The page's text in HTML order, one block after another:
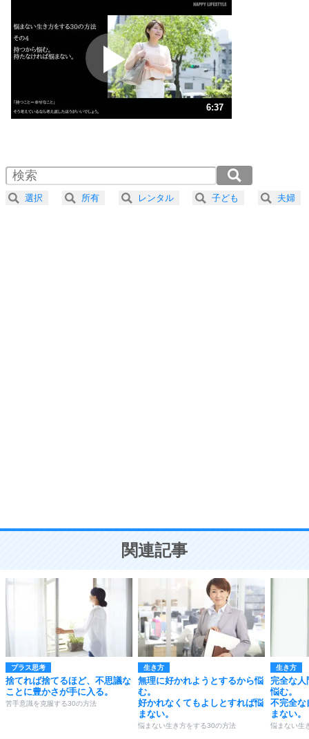
いらいらしない人になる30の方法
プラス思考
ポジティブになれない原因は、行動しないから。
ポジティブ思考になる30の方法
ストレス対策
人生、なんとかなるもの。
気楽に生きる30の方法
4 器の大きい人は、怒りを優しさで表現する。
プラス思考
ことが大切。
6:37
2.0倍速 （777KB 3分18秒）
2.5倍速 （621KB 2分38秒）
3.0倍速 （518KB 2分12秒）
選択 所有 レンタル 子ども 夫婦
関連記事
プラス思考
捨てれば捨てるほど、不思議な
ことに豊かさが手に入る。
苦手意識を克服する30の方法
生き方
無理に好かれようとするから悩
む。
好かれなくてもよしとすれば悩
まない。
悩まない生き方をする30の方法
生き方
完全な人
悩む。
不完全な
まない。
悩まない生